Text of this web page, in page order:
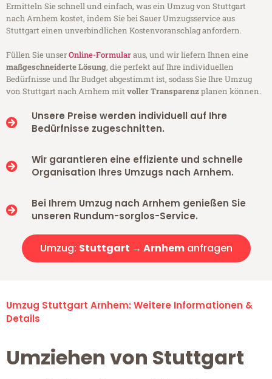
Ermitteln Sie schnell und einfach, was ein Umzug von Stuttgart
nach Arnhem kostet, indem Sie bei Sauer Umzugsservice aus
Stuttgart einen unverbindlichen Kostenvoranschlag anfordern.
Füllen Sie unserOnline-Formularaus, und wir liefern Ihnen eine
maßgeschneiderte Lösung, die perfekt auf Ihre individuellen
Bedürfnisse und Ihr Budget abgestimmt ist, sodass Sie Ihre Umzug
von Stuttgart nach Arnhem mitvoller Transparenzplanen können.
Unsere Preise werden individuell auf Ihre
Bedürfnisse zugeschnitten.
Wir garantieren eine effiziente und schnelle
Organisation Ihres Umzugs nach Arnhem.
Bei Ihrem Umzug nach Arnhem genießen Sie
unseren Rundum-sorglos-Service.
Umzug: Stuttgart → Arnhemanfragen
Umzug Stuttgart Arnhem: Weitere Informationen &
Details
Umziehen von Stuttgart